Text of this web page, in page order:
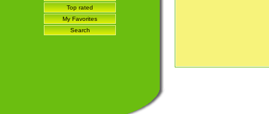
Top rated
My Favorites
Search